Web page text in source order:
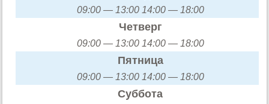
09:00 — 13:00 14:00 — 18:00
Четверг
09:00 — 13:00 14:00 — 18:00
Пятница
09:00 — 13:00 14:00 — 18:00
Суббота